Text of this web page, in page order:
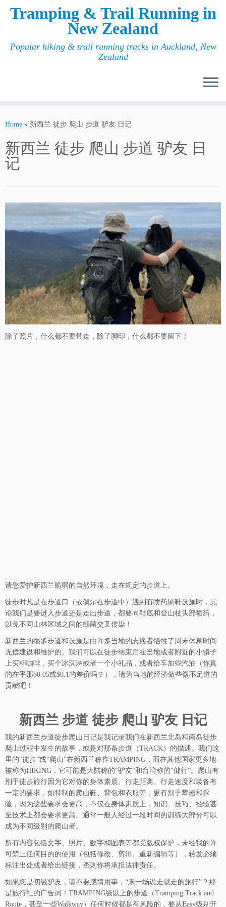
Tramping & Trail Running in
New Zealand
Popular hiking & trail running tracks in Auckland, New
Zealand
Home » 新西兰 徒步 爬山 步道 驴友 日记
新西兰 徒步 爬山 步道 驴友 日
记
除了照片，什么都不要带走，除了脚印，什么都不要留下！
请您爱护新西兰脆弱的自然环境，走在规定的步道上。
徒步时凡是在步道口（或偶尔在步道中）遇到有喷药刷鞋设施时，无
论我们是要进入步道还是走出步道，都要向鞋底和登山杖头部喷药，
以免不同山林区域之间的细菌交叉传染！
新西兰的很多步道和设施是由许多当地的志愿者牺牲了周末休息时间
无偿建设和维护的。我们可以在徒步结束后在当地或者附近的小镇子
上买杯咖啡，买个冰淇淋或者一个小礼品，或者给车加些汽油（你真
的在乎那$0.05或$0.1的差价吗？），请为当地的经济做些微不足道的
贡献吧！
新西兰 步道 徒步 爬山 驴友 日记
我的新西兰步道徒步爬山日记是我记录我们在新西兰北岛和南岛徒步
爬山过程中发生的故事，或是对那条步道（TRACK）的描述。我们这
里的“徒步”或“爬山”在新西兰称作TRAMPING，而在其他国家更多地
被称为HIKING，它可能是大陆称的“驴友“和台湾称的“健行”。爬山有
别于徒步旅行因为它对你的身体素质、行走距离、行走速度和装备有
一定的要求，如特制的爬山鞋、背包和衣服等；更有别于攀岩和探
险，因为这些要求会更高，不仅在身体素质上，知识、技巧、经验甚
至技术上都会要求更高。通常一般人经过一段时间的训练大部分可以
成为不同级别的爬山者。
所有内容包括文字、照片、数字和图表等都受版权保护，未经我的许
可禁止任何目的的使用（包括修改、剪辑、重新编辑等），转发必须
标注出处或者给出链接，否则你将承担法律责任。
如果您是初级驴友，请不要感情用事，“来一场说走就走的旅行”？那
是旅行社的广告词！TRAMPING级以上的步道（Tramping Track and
Route，甚至一些Walkway）任何时候都是有风险的，要从Easy级别开